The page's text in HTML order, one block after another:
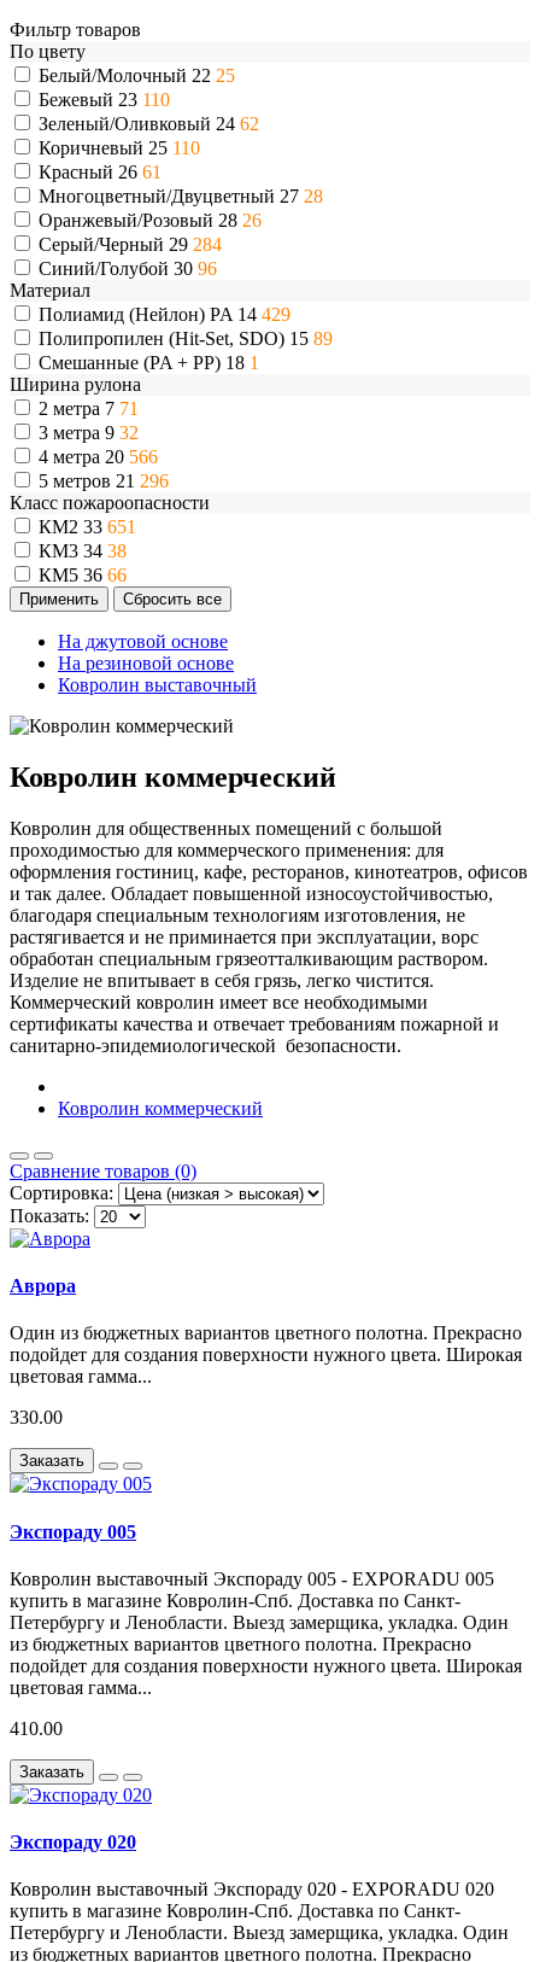
Фильтр товаров
По цвету
Белый/Молочный 22 25
Бежевый 23 110
Зеленый/Оливковый 24 62
Коричневый 25 110
Красный 26 61
Многоцветный/Двуцветный 27 28
Оранжевый/Розовый 28 26
Серый/Черный 29 284
Синий/Голубой 30 96
Материал
Полиамид (Нейлон) PA 14 429
Полипропилен (Hit-Set, SDO) 15 89
Смешанные (PA + PP) 18 1
Ширина рулона
2 метра 7 71
3 метра 9 32
4 метра 20 566
5 метров 21 296
Класс пожароопасности
КМ2 33 651
КМ3 34 38
КМ5 36 66
На джутовой основе
На резиновой основе
Ковролин выставочный
Ковролин коммерческий
Ковролин для общественных помещений с большой
проходимостью для коммерческого применения: для
оформления гостиниц, кафе, ресторанов, кинотеатров, офисов
и так далее. Обладает повышенной износоустойчивостью,
благодаря специальным технологиям изготовления, не
растягивается и не приминается при эксплуатации, ворс
обработан специальным грязеотталкивающим раствором.
Изделие не впитывает в себя грязь, легко чистится.
Коммерческий ковролин имеет все необходимыми
сертификаты качества и отвечает требованиям пожарной и
санитарно-эпидемиологической безопасности.
Ковролин коммерческий
Сравнение товаров (0)
Сортировка:
Показать:
Аврора
Один из бюджетных вариантов цветного полотна. Прекрасно
подойдет для создания поверхности нужного цвета. Широкая
цветовая гамма...
330.00
Заказать
Экспораду 005
Ковролин выставочный Экспораду 005 - EXPORADU 005
купить в магазине Ковролин-Спб. Доставка по Санкт-
Петербургу и Ленобласти. Выезд замерщика, укладка. Один
из бюджетных вариантов цветного полотна. Прекрасно
подойдет для создания поверхности нужного цвета. Широкая
цветовая гамма...
410.00
Заказать
Экспораду 020
Ковролин выставочный Экспораду 020 - EXPORADU 020
купить в магазине Ковролин-Спб. Доставка по Санкт-
Петербургу и Ленобласти. Выезд замерщика, укладка. Один
из бюджетных вариантов цветного полотна. Прекрасно